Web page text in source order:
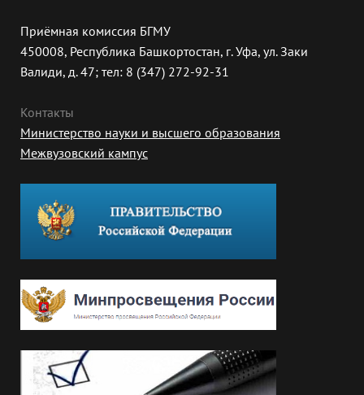
Приёмная комиссия БГМУ
450008, Республика Башкортостан, г. Уфа, ул. Заки
Валиди, д. 47; тел: 8 (347) 272-92-31
Контакты
Министерство науки и высшего образования
Межвузовский кампус